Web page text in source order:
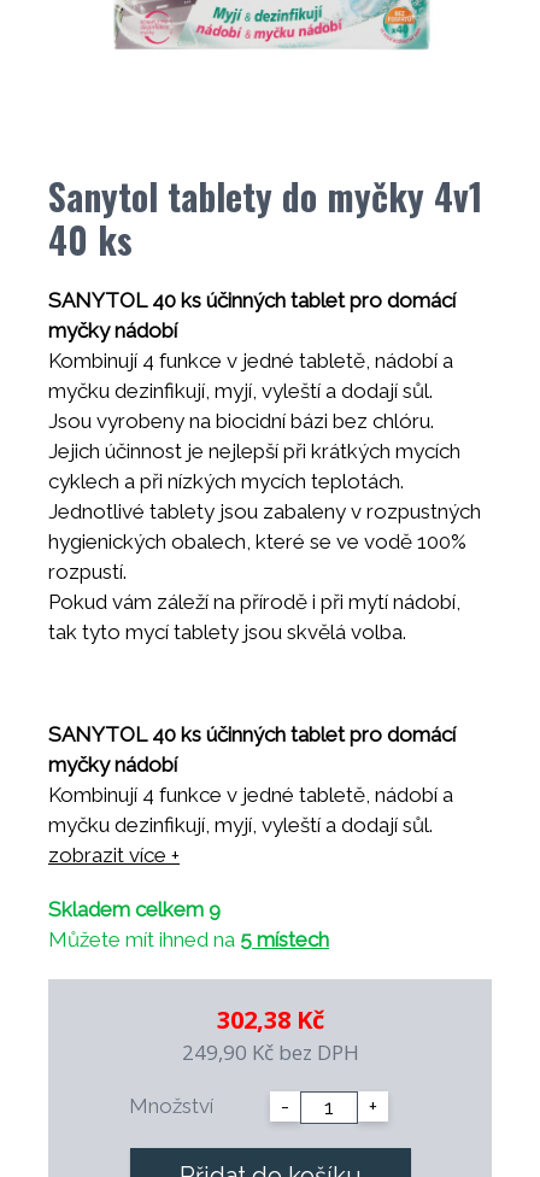
Sanytol tablety do myčky 4v1
40 ks
SANYTOL 40 ks účinných tablet pro domácí
myčky nádobí
Kombinují 4 funkce v jedné tabletě, nádobí a
myčku dezinfikují, myjí, vyleští a dodají sůl.
Jsou vyrobeny na biocidní bázi bez chlóru.
Jejich účinnost je nejlepší při krátkých mycích
cyklech a při nízkých mycích teplotách.
Jednotlivé tablety jsou zabaleny v rozpustných
hygienických obalech, které se ve vodě 100%
rozpustí.
Pokud vám záleží na přírodě i při mytí nádobí,
tak tyto mycí tablety jsou skvělá volba.
SANYTOL 40 ks účinných tablet pro domácí
myčky nádobí
Kombinují 4 funkce v jedné tabletě, nádobí a
myčku dezinfikují, myjí, vyleští a dodají sůl.
Jsou vyrobeny na biocidní bázi bez chlóru.
cyklech a při nízkých mycích teplotách.
Jednotlivé tablety jsou zabaleny v rozpustných
hygienických obalech, které se ve vodě 100%
Pokud vám záleží na přírodě i při mytí nádobí,
tak tyto mycí tablety jsou skvělá volba.
zobrazit více +
Skladem celkem 9
Můžete mít ihned na 5 místech
302,38 Kč
249,90 Kč bez DPH
Množství - +